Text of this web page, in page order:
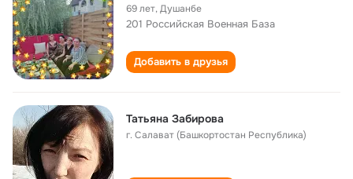
69 лет,Душанбе
201 Российская Военная База
Добавить в друзья
Татьяна Забирова
г. Салават (Башкортостан Республика)